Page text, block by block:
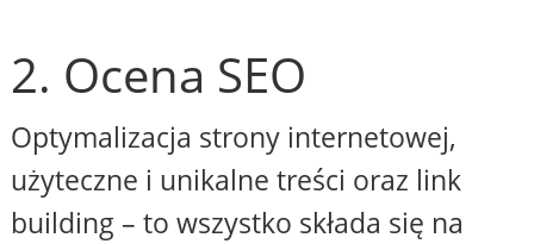
2. Ocena SEO
Optymalizacja strony internetowej,
użyteczne i unikalne treści oraz link
building – to wszystko składa się na